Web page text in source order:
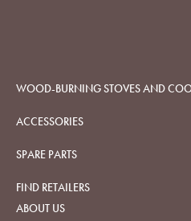
WOOD-BURNING STOVES AND
ACCESSORIES
SPARE PARTS
FIND RETAILERS
ABOUT US